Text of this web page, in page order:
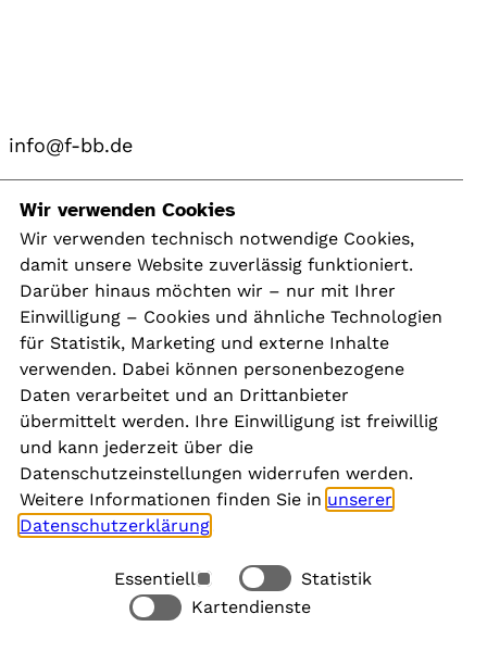
info@f-bb.de
Navigation
Kontakt
Presse
Aktuelles
Karriere
Newsletter
Social Media
Rechtliches
Wir verwenden Cookies
Wir verwenden technisch notwendige Cookies,
damit unsere Website zuverlässig funktioniert.
Darüber hinaus möchten wir – nur mit Ihrer
Einwilligung – Cookies und ähnliche Technologien
für Statistik, Marketing und externe Inhalte
verwenden. Dabei können personenbezogene
Daten verarbeitet und an Drittanbieter
übermittelt werden. Ihre Einwilligung ist freiwillig
und kann jederzeit über die
Datenschutzeinstellungen widerrufen werden.
Weitere Informationen finden Sie in unserer
Datenschutzerklärung
Essentiell
Statistik
Kartendienste